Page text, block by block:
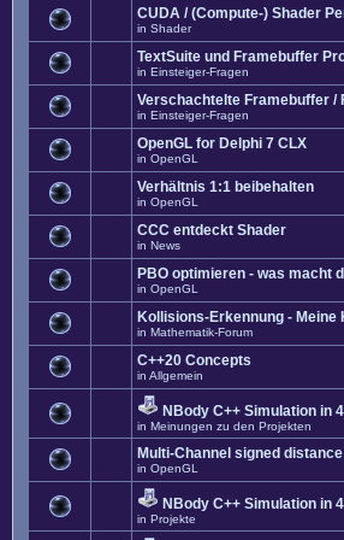
CUDA / (Compute-) Shader
in Shader
TextSuite und Framebuffer
in Einsteiger-Fragen
Verschachtelte Framebuffer /
in Einsteiger-Fragen
OpenGL for Delphi 7 CLX
in OpenGL
Verhältnis 1:1 beibehalten
in OpenGL
CCC entdeckt Shader
in News
PBO optimieren - was macht
in OpenGL
Kollisions-Erkennung - Meine
in Mathematik-Forum
C++20 Concepts
in Allgemein
NBody C++ Simulation in
in Meinungen zu den Projekten
Multi-Channel signed
in OpenGL
NBody C++ Simulation in
in Projekte